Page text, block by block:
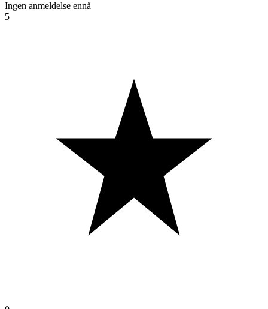
Ingen anmeldelse ennå
5